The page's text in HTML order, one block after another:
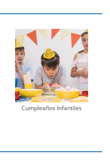
Cumpleaños Infantiles